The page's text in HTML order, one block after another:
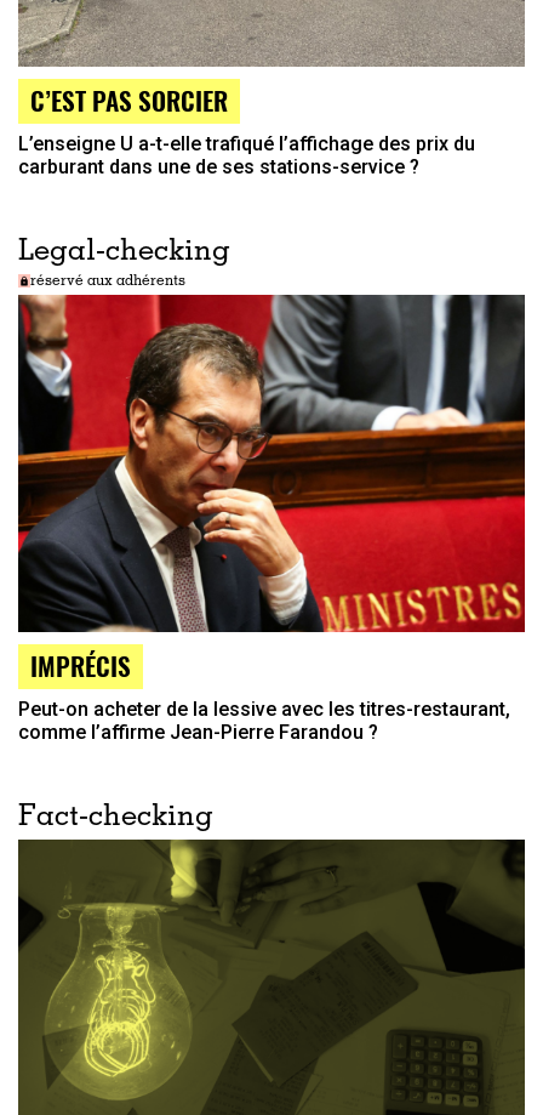
C’EST PAS SORCIER
L’enseigne U a-t-elle trafiqué l’affichage des prix du
carburant dans une de ses stations-service ?
Legal-checking
réservé aux adhérents
IMPRÉCIS
Peut-on acheter de la lessive avec les titres-restaurant,
comme l’affirme Jean-Pierre Farandou ?
Fact-checking